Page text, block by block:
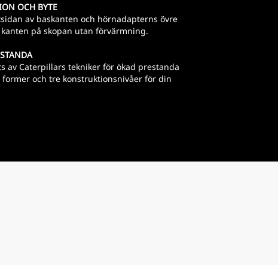
OCH BYTE
av baskanten och hörnadapterns övre
på skopan utan förvärmning.
av Caterpillars tekniker för ökad prestanda
former och tre konstruktionsnivåer för din